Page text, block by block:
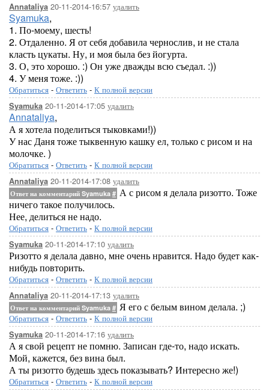
Annataliya 20-11-2014-16:57 удалить
Syamuka,
1. По-моему, шесть!
2. Отдаленно. Я от себя добавила чернослив, и не стала
класть цукаты. Ну, и моя была без йогурта.
3. О, это хорошо. :) Он уже дважды всю съедал. :))
4. У меня тоже. :))
Обратиться - Ответить - К полной версии
Syamuka 20-11-2014-17:05 удалить
Annataliya,
А я хотела поделиться тыковками!))
У нас Даня тоже тыквенную кашку ел, только с рисом и на
молочке. )
Обратиться - Ответить - К полной версии
Annataliya 20-11-2014-17:08 удалить
Ответ на комментарий Syamuka # А с рисом я делала ризотто. Тоже
ничего такое получилось.
Нее, делиться не надо.
Обратиться - Ответить - К полной версии
Syamuka 20-11-2014-17:10 удалить
Ризотто я делала давно, мне очень нравится. Надо будет как-
нибудь повторить.
Обратиться - Ответить - К полной версии
Annataliya 20-11-2014-17:13 удалить
Ответ на комментарий Syamuka # Я его с белым вином делала. ;)
Обратиться - Ответить - К полной версии
Syamuka 20-11-2014-17:16 удалить
А я свой рецепт не помню. Записан где-то, надо искать.
Мой, кажется, без вина был.
А ты ризотто будешь здесь показывать? Интересно же!)
Обратиться - Ответить - К полной версии